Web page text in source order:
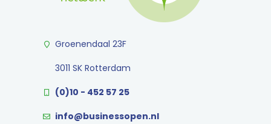
Groenendaal 23F
3011 SK Rotterdam
(0)10 - 452 57 25
info@businessopen.nl